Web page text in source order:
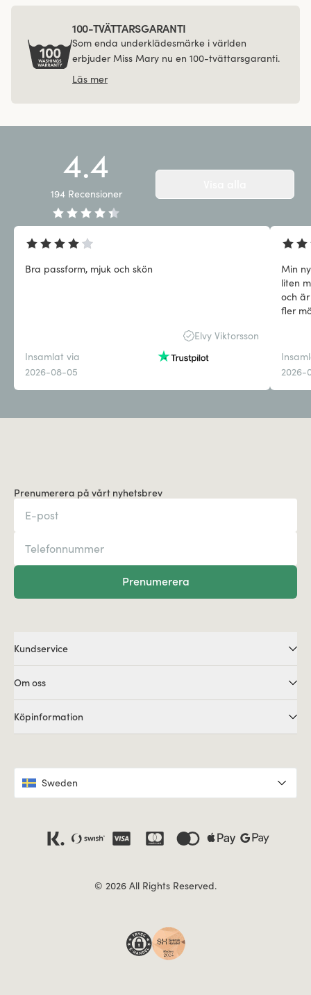
100-TVÄTTARSGARANTI
Som enda underklädesmärke i världen
erbjuder Miss Mary nu en 100-tvättarsgaranti.
Läs mer
4.4
194 Recensioner
Bra passform, mjuk och skön
Elvy Viktorsson
Insamlat via
2026-08-05
Min
liten
och
fler
2026-
Prenumerera på vårt nyhetsbrev
Prenumerera
© 2026 All Rights Reserved.
Kundservice
Om oss
Köpinformation
Sweden